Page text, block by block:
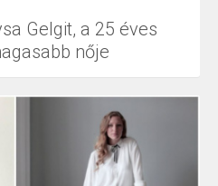
Gelgit, a 25 éves
nője